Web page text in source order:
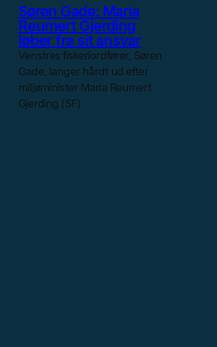
Søren Gade: Maria
Reumert Gjerding
løber fra sit ansvar
Venstres fiskeriordfører, Søren
Gade, langer hårdt ud efter
miljøminister Maria Reumert
Gjerding (SF)